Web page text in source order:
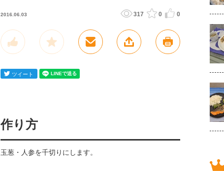
2016.06.03 317 0 0
作り方
玉葱・人参を千切りにします。